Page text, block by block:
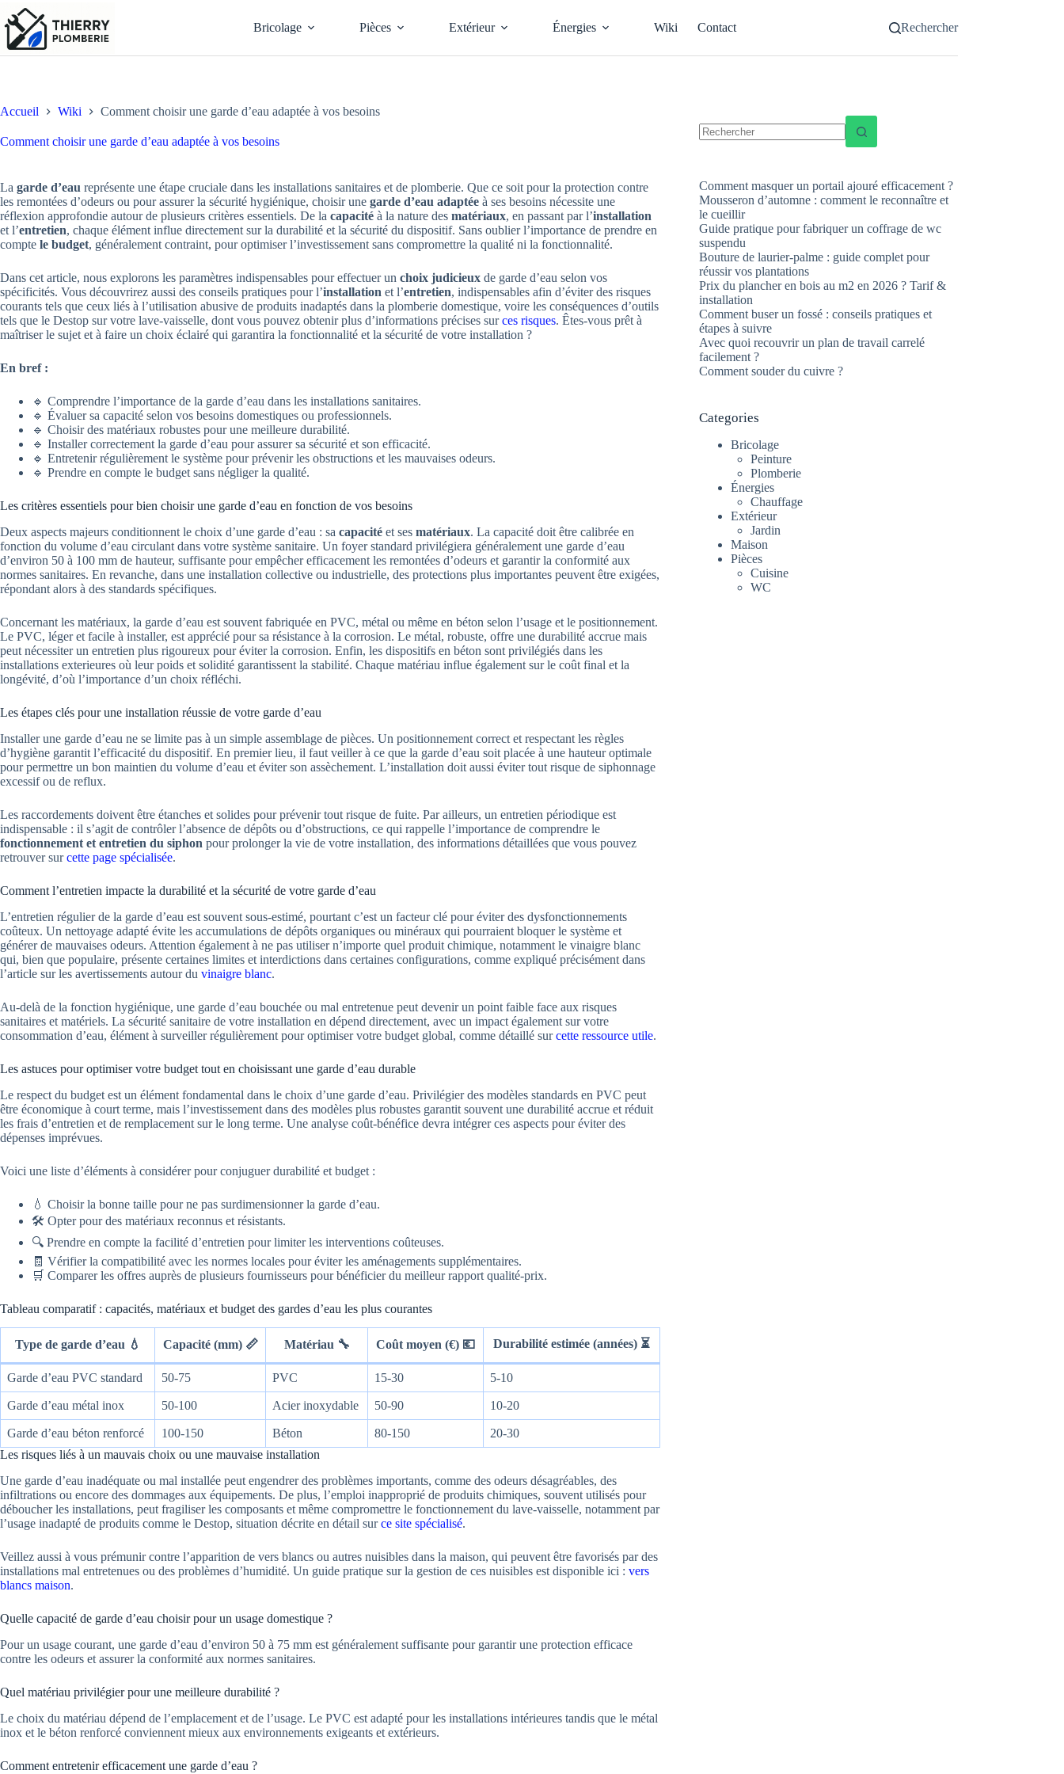
Passer
au
contenu
Bricolage Pièces Extérieur Énergies Wiki Contact Rechercher
Accueil Wiki Comment choisir une garde d’eau adaptée à vos besoins
Comment choisir une garde d’eau adaptée à vos besoins
La garde d’eau représente une étape cruciale dans les installations sanitaires et de plomberie. Que ce soit pour la protection contre
les remontées d’odeurs ou pour assurer la sécurité hygiénique, choisir une garde d’eau adaptée à ses besoins nécessite une
réflexion approfondie autour de plusieurs critères essentiels. De la capacité à la nature des matériaux, en passant par l’installation
et l’entretien, chaque élément influe directement sur la durabilité et la sécurité du dispositif. Sans oublier l’importance de prendre en
compte le budget, généralement contraint, pour optimiser l’investissement sans compromettre la qualité ni la fonctionnalité.
Dans cet article, nous explorons les paramètres indispensables pour effectuer un choix judicieux de garde d’eau selon vos
spécificités. Vous découvrirez aussi des conseils pratiques pour l’installation et l’entretien, indispensables afin d’éviter des risques
courants tels que ceux liés à l’utilisation abusive de produits inadaptés dans la plomberie domestique, voire les conséquences d’outils
tels que le Destop sur votre lave-vaisselle, dont vous pouvez obtenir plus d’informations précises surces risques. Êtes-vous prêt à
maîtriser le sujet et à faire un choix éclairé qui garantira la fonctionnalité et la sécurité de votre installation ?
En bref :
🔹 Comprendre l’importance de la garde d’eau dans les installations sanitaires.
🔹 Évaluer sa capacité selon vos besoins domestiques ou professionnels.
🔹 Choisir des matériaux robustes pour une meilleure durabilité.
🔹 Installer correctement la garde d’eau pour assurer sa sécurité et son efficacité.
🔹 Entretenir régulièrement le système pour prévenir les obstructions et les mauvaises odeurs.
🔹 Prendre en compte le budget sans négliger la qualité.
Les critères essentiels pour bien choisir une garde d’eau en fonction de vos besoins
Deux aspects majeurs conditionnent le choix d’une garde d’eau : sa capacité et ses matériaux. La capacité doit être calibrée en
fonction du volume d’eau circulant dans votre système sanitaire. Un foyer standard privilégiera généralement une garde d’eau
d’environ 50 à 100 mm de hauteur, suffisante pour empêcher efficacement les remontées d’odeurs et garantir la conformité aux
normes sanitaires. En revanche, dans une installation collective ou industrielle, des protections plus importantes peuvent être exigées,
répondant alors à des standards spécifiques.
Concernant les matériaux, la garde d’eau est souvent fabriquée en PVC, métal ou même en béton selon l’usage et le positionnement.
Le PVC, léger et facile à installer, est apprécié pour sa résistance à la corrosion. Le métal, robuste, offre une durabilité accrue mais
peut nécessiter un entretien plus rigoureux pour éviter la corrosion. Enfin, les dispositifs en béton sont privilégiés dans les
installations exterieures où leur poids et solidité garantissent la stabilité. Chaque matériau influe également sur le coût final et la
longévité, d’où l’importance d’un choix réfléchi.
Les étapes clés pour une installation réussie de votre garde d’eau
Installer une garde d’eau ne se limite pas à un simple assemblage de pièces. Un positionnement correct et respectant les règles
d’hygiène garantit l’efficacité du dispositif. En premier lieu, il faut veiller à ce que la garde d’eau soit placée à une hauteur optimale
pour permettre un bon maintien du volume d’eau et éviter son assèchement. L’installation doit aussi éviter tout risque de siphonnage
excessif ou de reflux.
Les raccordements doivent être étanches et solides pour prévenir tout risque de fuite. Par ailleurs, un entretien périodique est
indispensable : il s’agit de contrôler l’absence de dépôts ou d’obstructions, ce qui rappelle l’importance de comprendre le
fonctionnement et entretien du siphon pour prolonger la vie de votre installation, des informations détaillées que vous pouvez
retrouver surcette page spécialisée.
Comment l’entretien impacte la durabilité et la sécurité de votre garde d’eau
L’entretien régulier de la garde d’eau est souvent sous-estimé, pourtant c’est un facteur clé pour éviter des dysfonctionnements
coûteux. Un nettoyage adapté évite les accumulations de dépôts organiques ou minéraux qui pourraient bloquer le système et
générer de mauvaises odeurs. Attention également à ne pas utiliser n’importe quel produit chimique, notamment le vinaigre blanc
qui, bien que populaire, présente certaines limites et interdictions dans certaines configurations, comme expliqué précisément dans
l’article sur les avertissements autour du vinaigre blanc.
Au-delà de la fonction hygiénique, une garde d’eau bouchée ou mal entretenue peut devenir un point faible face aux risques
sanitaires et matériels. La sécurité sanitaire de votre installation en dépend directement, avec un impact également sur votre
consommation d’eau, élément à surveiller régulièrement pour optimiser votre budget global, comme détaillé surcette ressource utile.
Les astuces pour optimiser votre budget tout en choisissant une garde d’eau durable
Le respect du budget est un élément fondamental dans le choix d’une garde d’eau. Privilégier des modèles standards en PVC peut
être économique à court terme, mais l’investissement dans des modèles plus robustes garantit souvent une durabilité accrue et réduit
les frais d’entretien et de remplacement sur le long terme. Une analyse coût-bénéfice devra intégrer ces aspects pour éviter des
dépenses imprévues.
Voici une liste d’éléments à considérer pour conjuguer durabilité et budget :
💧 Choisir la bonne taille pour ne pas surdimensionner la garde d’eau.
🛠️ Opter pour des matériaux reconnus et résistants.
🔍 Prendre en compte la facilité d’entretien pour limiter les interventions coûteuses.
🧾 Vérifier la compatibilité avec les normes locales pour éviter les aménagements supplémentaires.
🛒 Comparer les offres auprès de plusieurs fournisseurs pour bénéficier du meilleur rapport qualité-prix.
Tableau comparatif : capacités, matériaux et budget des gardes d’eau les plus courantes
Type de garde d’eau 💧 Capacité (mm) 📏 Matériau 🔧 Coût moyen (€) 💶 Durabilité estimée (années) ⏳
Garde d’eau PVC standard 50-75 PVC 15-30 5-10
Garde d’eau métal inox 50-100 Acier inoxydable 50-90 10-20
Garde d’eau béton renforcé 100-150 Béton 80-150
20-30
Les risques liés à un mauvais choix ou une mauvaise installation
Une garde d’eau inadéquate ou mal installée peut engendrer des problèmes importants, comme des odeurs désagréables, des
infiltrations ou encore des dommages aux équipements. De plus, l’emploi inapproprié de produits chimiques, souvent utilisés pour
déboucher les installations, peut fragiliser les composants et même compromettre le fonctionnement du lave-vaisselle, notamment par
l’usage inadapté de produits comme le Destop, situation décrite en détail surce site spécialisé.
Veillez aussi à vous prémunir contre l’apparition de vers blancs ou autres nuisibles dans la maison, qui peuvent être favorisés par des
installations mal entretenues ou des problèmes d’humidité. Un guide pratique sur la gestion de ces nuisibles est disponible ici : vers
blancs maison.
Quelle capacité de garde d’eau choisir pour un usage domestique ?
Pour un usage courant, une garde d’eau d’environ 50 à 75 mm est généralement suffisante pour garantir une protection efficace
contre les odeurs et assurer la conformité aux normes sanitaires.
Quel matériau privilégier pour une meilleure durabilité ?
Le choix du matériau dépend de l’emplacement et de l’usage. Le PVC est adapté pour les installations intérieures tandis que le métal
inox et le béton renforcé conviennent mieux aux environnements exigeants et extérieurs.
Comment entretenir efficacement une garde d’eau ?
Comment masquer un portail ajouré efficacement ?
Mousseron d’automne : comment le reconnaître et
le cueillir
Guide pratique pour fabriquer un coffrage de wc
suspendu
Bouture de laurier-palme : guide complet pour
réussir vos plantations
Prix du plancher en bois au m2 en 2026 ? Tarif &
installation
Comment buser un fossé : conseils pratiques et
étapes à suivre
Avec quoi recouvrir un plan de travail carrelé
facilement ?
Comment souder du cuivre ?
Categories
Bricolage
Peinture
Plomberie
Énergies
Chauffage
Extérieur
Jardin
Maison
Pièces
Cuisine
WC